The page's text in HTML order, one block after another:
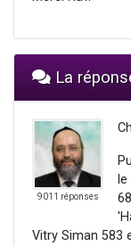
La
9011 réponses
le
Vitry Siman 583